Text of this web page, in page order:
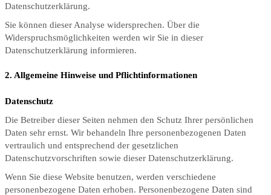
Datenschutzerklärung.
Sie können dieser Analyse widersprechen. Über die
Widerspruchsmöglichkeiten werden wir Sie in dieser
Datenschutzerklärung informieren.
2. Allgemeine Hinweise und Pflichtinformationen
Datenschutz
Die Betreiber dieser Seiten nehmen den Schutz Ihrer persönlichen
Daten sehr ernst. Wir behandeln Ihre personenbezogenen Daten
vertraulich und entsprechend der gesetzlichen
Datenschutzvorschriften sowie dieser Datenschutzerklärung.
Wenn Sie diese Website benutzen, werden verschiedene
personenbezogene Daten erhoben. Personenbezogene Daten sind